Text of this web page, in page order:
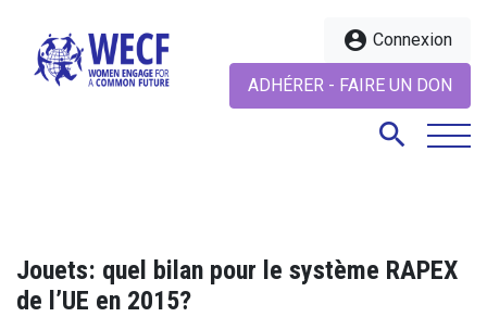
account_circle Connexion
ADHÉRER - FAIRE UN DON
search
search
Jouets: quel bilan pour le système RAPEX
de l’UE en 2015?